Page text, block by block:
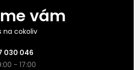
vám
na cokoliv
030 046
- 17:00